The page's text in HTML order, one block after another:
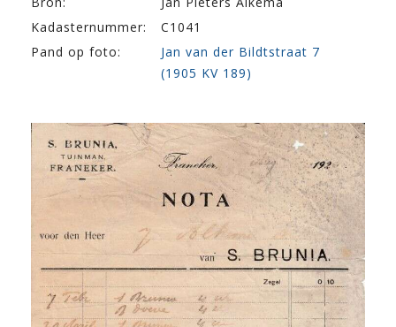
Kadasternummer:
C1041
Pand op foto:
Jan van der Bildtstraat 7
(1905 KV 189)